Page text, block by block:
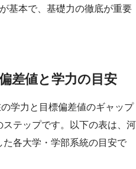
基本で、基礎力の徹底が重要
差値と学力の目安
学力と目標偏差値のギャップ
テップです。以下の表は、河
各大学・学部系統の目安で